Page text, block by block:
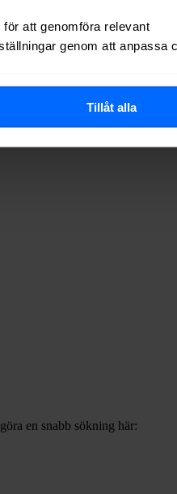
att genomföra relevant
genom att anpassa
Tillåt alla
hur ofta
en snabb sökning här: